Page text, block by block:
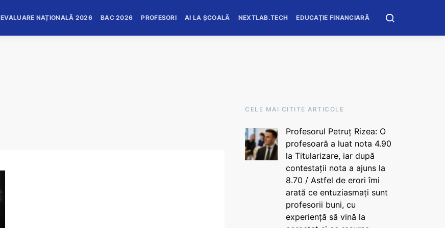
EVALUARE NAȚIONALĂ 2026 BAC 2026 PROFESORI AI LA ȘCOALĂ NEXTLAB.TECH EDUCAȚIE FINANCIARĂ
CELE MAI CITITE ARTICOLE
Profesorul Petruț Rizea: O
profesoară a luat nota 4.90
la Titularizare, iar după
contestații nota a ajuns la
8.70 / Astfel de erori îmi
arată ce entuziasmați sunt
profesorii buni, cu
experiență să vină la